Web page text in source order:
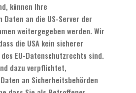
können Ihre
Daten an die US-Server der
weitergegeben werden. Wir
die USA kein sicherer
EU-Datenschutzrechts sind.
dazu verpflichtet,
an Sicherheitsbehörden